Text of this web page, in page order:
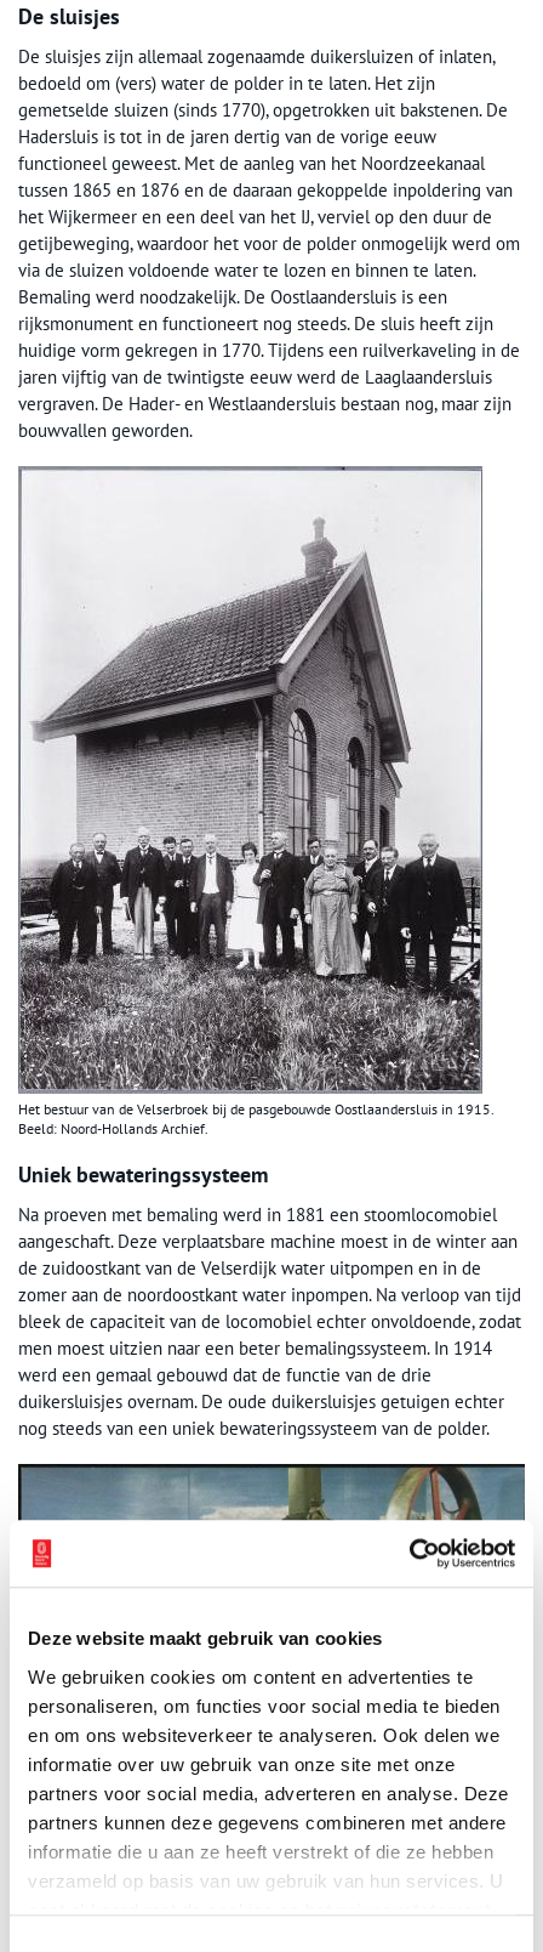
Deze website maakt gebruik van cookies
We gebruiken cookies om content en advertenties te
personaliseren, om functies voor social media te bieden
en om ons websiteverkeer te analyseren. Ook delen we
informatie over uw gebruik van onze site met onze
partners voor social media, adverteren en analyse. Deze
partners kunnen deze gegevens combineren met andere
informatie die u aan ze heeft verstrekt of die ze hebben
verzameld op basis van uw gebruik van hun services. U
De sluisjes
De sluisjes zijn allemaal zogenaamde duikersluizen of inlaten,
bedoeld om (vers) water de polder in te laten. Het zijn
gemetselde sluizen (sinds 1770), opgetrokken uit bakstenen. De
Hadersluis is tot in de jaren dertig van de vorige eeuw
functioneel geweest. Met de aanleg van het Noordzeekanaal
tussen 1865 en 1876 en de daaraan gekoppelde inpoldering van
het Wijkermeer en een deel van het IJ, verviel op den duur de
getijbeweging, waardoor het voor de polder onmogelijk werd om
via de sluizen voldoende water te lozen en binnen te laten.
Bemaling werd noodzakelijk. De Oostlaandersluis is een
rijksmonument en functioneert nog steeds. De sluis heeft zijn
huidige vorm gekregen in 1770. Tijdens een ruilverkaveling in de
jaren vijftig van de twintigste eeuw werd de Laaglaandersluis
vergraven. De Hader- en Westlaandersluis bestaan nog, maar zijn
bouwvallen geworden.
Het bestuur van de Velserbroek bij de pasgebouwde Oostlaandersluis in 1915.
Beeld: Noord-Hollands Archief.
Uniek bewateringssysteem
Na proeven met bemaling werd in 1881 een stoomlocomobiel
aangeschaft. Deze verplaatsbare machine moest in de winter aan
de zuidoostkant van de Velserdijk water uitpompen en in de
zomer aan de noordoostkant water inpompen. Na verloop van tijd
bleek de capaciteit van de locomobiel echter onvoldoende, zodat
men moest uitzien naar een beter bemalingssysteem. In 1914
werd een gemaal gebouwd dat de functie van de drie
duikersluisjes overnam. De oude duikersluisjes getuigen echter
nog steeds van een uniek bewateringssysteem van de polder.
Een kluitenbreker en een stoomlocomobiel. De locomobiel werd behalve voor het
dorsmachines. Beeld: Noord-Hollands Archief.